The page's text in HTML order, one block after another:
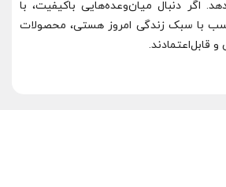
اگر دنبال میان‌وعده‌هایی باکیفیت، با
با سبک زندگی امروز هستی، محصولات
قابل‌اعتمادند.